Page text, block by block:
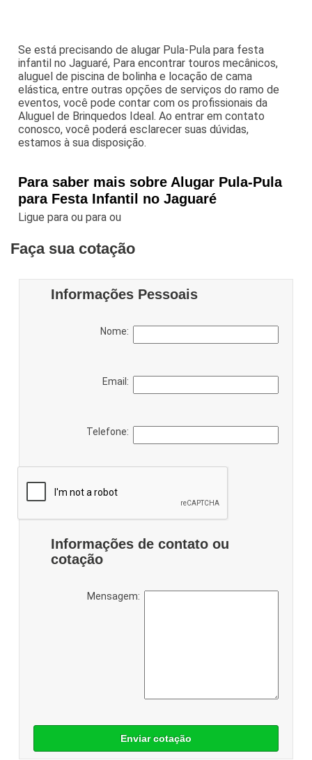
Se está precisando de alugar Pula-Pula para festa
infantil no Jaguaré, Para encontrar touros mecânicos,
aluguel de piscina de bolinha e locação de cama
elástica, entre outras opções de serviços do ramo de
eventos, você pode contar com os profissionais da
Aluguel de Brinquedos Ideal. Ao entrar em contato
conosco, você poderá esclarecer suas dúvidas,
estamos à sua disposição.
Para saber mais sobre Alugar Pula-Pula
para Festa Infantil no Jaguaré
Ligue paraou paraou
Faça sua cotação
Informações Pessoais
Nome:
Email:
Telefone:
Informações de contato ou
cotação
Mensagem:
Enviar cotação